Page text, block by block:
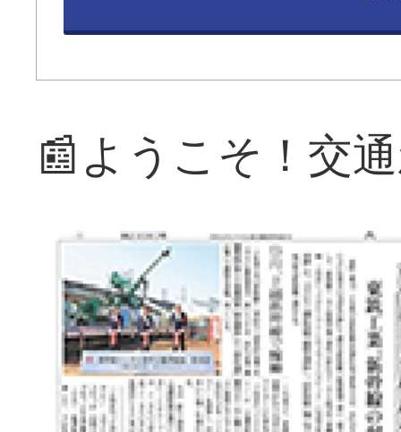
📰ようこそ！交